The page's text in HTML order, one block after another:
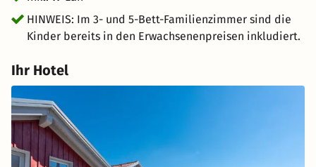
HINWEIS: Im 3- und 5-Bett-Familienzimmer sind die
Kinder bereits in den Erwachsenenpreisen inkludiert.
Ihr Hotel